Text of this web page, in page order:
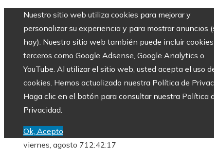
Nuestro sitio web utiliza cookies para mejorar y
personalizar su experiencia y para mostrar anuncios
hay). Nuestro sitio web también puede incluir cookies
terceros como Google Adsense, Google Analytics o
YouTube. Al utilizar el sitio web, usted acepta el uso de
cookies. Hemos actualizado nuestra Política de
Haga clic en el botón para consultar nuestra Política
Privacidad.
Ok, Acepto
viernes, agosto 712:42:19